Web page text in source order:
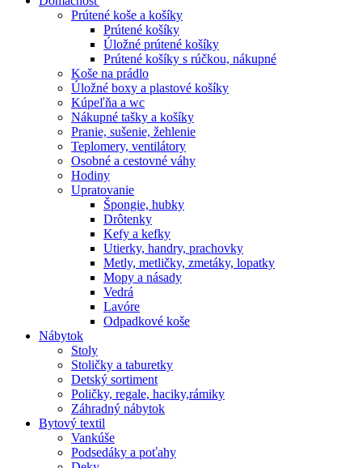
Prútené koše a košíky
Prútené košíky
Úložné prútené košíky
Prútené košíky s rúčkou, nákupné
Koše na prádlo
Úložné boxy a plastové košíky
Kúpeľňa a wc
Nákupné tašky a košíky
Pranie, sušenie, žehlenie
Teplomery, ventilátory
Osobné a cestovné váhy
Hodiny
Upratovanie
Špongie, hubky
Drôtenky
Kefy a kefky
Utierky, handry, prachovky
Metly, metličky, zmetáky, lopatky
Mopy a násady
Vedrá
Lavóre
Odpadkové koše
Nábytok
Stoly
Stoličky a taburetky
Detský sortiment
Poličky, regale, haciky,rámiky
Záhradný nábytok
Bytový textil
Vankúše
Podsedáky a poťahy